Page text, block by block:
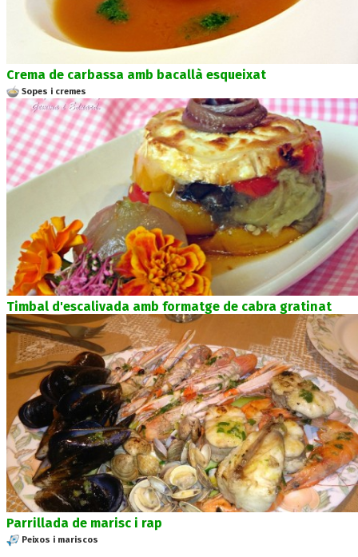
Crema de carbassa amb bacallà esqueixat
Sopes i cremes
Timbal d'escalivada amb formatge de cabra gratinat
Parrillada de marisc i rap
Peixos i mariscos